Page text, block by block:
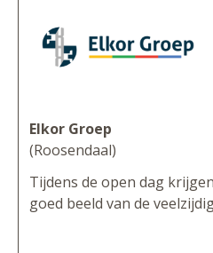
Elkor Groep
(Roosendaal)
Tijdens de open dag
goed beeld van de